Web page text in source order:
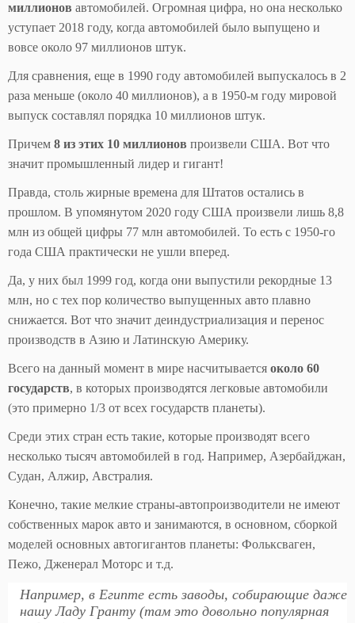
миллионов автомобилей. Огромная цифра, но она несколько
уступает 2018 году, когда автомобилей было выпущено и
вовсе около 97 миллионов штук.
Для сравнения, еще в 1990 году автомобилей выпускалось в 2
раза меньше (около 40 миллионов), а в 1950-м году мировой
выпуск составлял порядка 10 миллионов штук.
Причем 8 из этих 10 миллионов произвели США. Вот что
значит промышленный лидер и гигант!
Правда, столь жирные времена для Штатов остались в
прошлом. В упомянутом 2020 году США произвели лишь 8,8
млн из общей цифры 77 млн автомобилей. То есть с 1950-го
года США практически не ушли вперед.
Да, у них был 1999 год, когда они выпустили рекордные 13
млн, но с тех пор количество выпущенных авто плавно
снижается. Вот что значит деиндустриализация и перенос
производств в Азию и Латинскую Америку.
Всего на данный момент в мире насчитывается около 60
государств, в которых производятся легковые автомобили
(это примерно 1/3 от всех государств планеты).
Среди этих стран есть такие, которые производят всего
несколько тысяч автомобилей в год. Например, Азербайджан,
Судан, Алжир, Австралия.
Конечно, такие мелкие страны-автопроизводители не имеют
собственных марок авто и занимаются, в основном, сборкой
моделей основных автогигантов планеты: Фольксваген,
Пежо, Дженерал Моторс и т.д.
Например, в Египте есть заводы, собирающие даже
нашу Ладу Гранту (там это довольно популярная